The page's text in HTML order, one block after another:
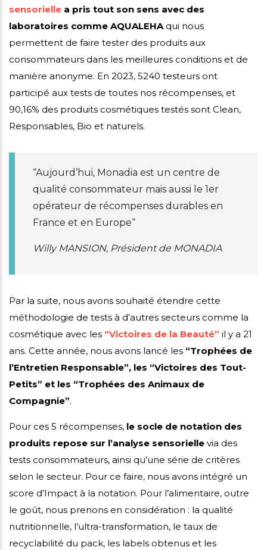
sensorielle a pris tout son sens avec des
laboratoires comme AQUALEHAqui nous
permettent de faire tester des produits aux
consommateurs dans les meilleures conditions et de
manière anonyme. En 2023, 5240 testeurs ont
participé aux tests de toutes nos récompenses, et
90,16% des produits cosmétiques testés sont Clean,
Responsables, Bio et naturels.
“Aujourd’hui, Monadia est un centre de
qualité consommateur mais aussi le 1er
opérateur de récompenses durables en
France et en Europe“
Willy MANSION, Président de MONADIA
Par la suite, nous avons souhaité étendre cette
méthodologie de tests à d’autres secteurs comme la
cosmétique avec les “Victoires de la Beauté” il y a 21
ans. Cette année, nous avons lancé les “Trophées de
l’Entretien Responsable”, les “Victoires des Tout-
Petits” et les “Trophées des Animaux de
Compagnie”.
Pour ces 5 récompenses, le socle de notation des
produits repose sur l’analyse sensorielle via des
tests consommateurs, ainsi qu’une série de critères
selon le secteur. Pour ce faire, nous avons intégré un
score d’Impact à la notation. Pour l’alimentaire, outre
le goût, nous prenons en considération : la qualité
nutritionnelle, l’ultra-transformation, le taux de
recyclabilité du pack, les labels obtenus et les